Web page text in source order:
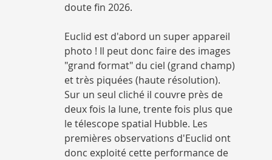
doute fin 2026.
Euclid est d'abord un super appareil
photo ! Il peut donc faire des images
"grand format" du ciel (grand champ)
et très piquées (haute résolution).
Sur un seul cliché il couvre près de
deux fois la lune, trente fois plus que
le télescope spatial Hubble. Les
premières observations d'Euclid ont
donc exploité cette performance de